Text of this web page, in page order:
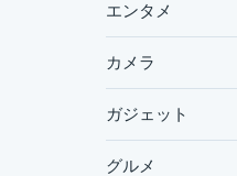
エンタメ
カメラ
ガジェット
グルメ